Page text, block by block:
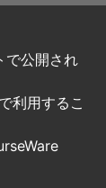
で公開され
利用するこ